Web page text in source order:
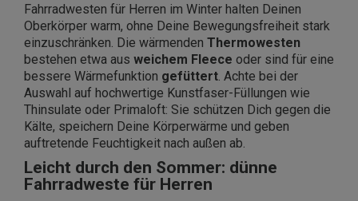
Fahrradwesten für Herren im Winter halten Deinen
Oberkörper warm, ohne Deine Bewegungsfreiheit stark
einzuschränken. Die wärmenden Thermowesten
bestehen etwa aus weichem Fleece oder sind für eine
bessere Wärmefunktion gefüttert . Achte bei der
Auswahl auf hochwertige Kunstfaser-Füllungen wie
Thinsulate oder Primaloft: Sie schützen Dich gegen die
Kälte, speichern Deine Körperwärme und geben
auftretende Feuchtigkeit nach außen ab.
Leicht durch den Sommer: dünne
Fahrradweste für Herren